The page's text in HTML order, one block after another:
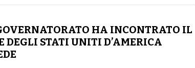
HA INCONTRATO IL
DEGLI STATI UNITI D’AMERICA